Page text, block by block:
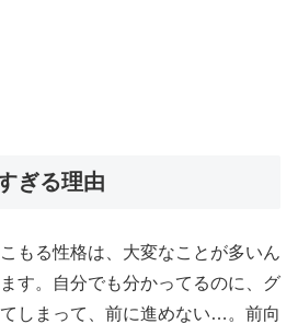
ぎる理由
もる性格は、大変なことが多いん
す。自分でも分かってるのに、グ
しまって、前に進めない…。前向